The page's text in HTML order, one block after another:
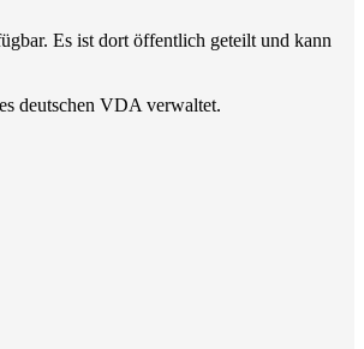
Es ist dort öffentlich geteilt und kann
deutschen VDA verwaltet.